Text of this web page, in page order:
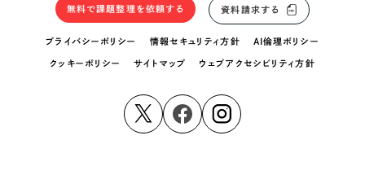
無料で課題整理を依頼する 資料請求する
プライバシーポリシー 情報セキュリティ方針 AI倫理ポリシー
クッキーポリシー サイトマップ ウェブアクセシビリティ方針